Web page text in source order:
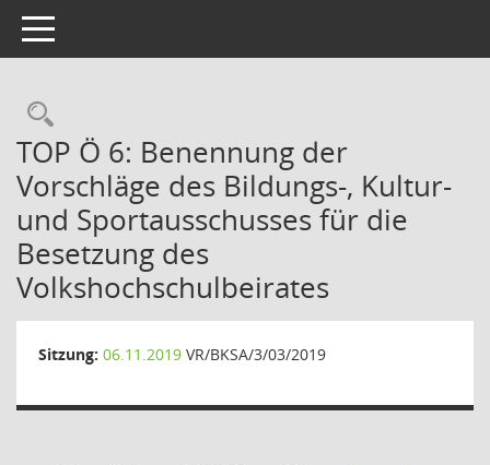
Toggle navigation
Rechercheauswahl
TOP Ö 6: Benennung der
Vorschläge des Bildungs-, Kultur-
und Sportausschusses für die
Besetzung des
Volkshochschulbeirates
Sitzung: 06.11.2019 VR/BKSA/3/03/2019